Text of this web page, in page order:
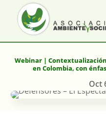
Webinar |
en Colombia, con
Oct